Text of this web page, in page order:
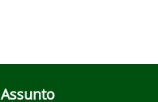
Assunto